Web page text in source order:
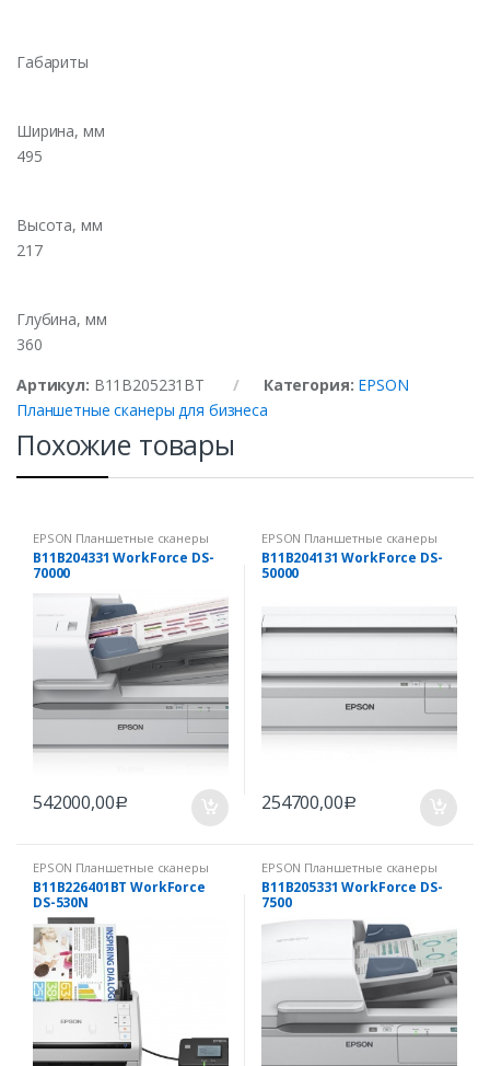
Габариты
Ширина, мм
495
Высота, мм
217
Глубина, мм
360
Артикул: B11B205231BT Категория: EPSON
Планшетные сканеры для бизнеса
Похожие товары
EPSON Планшетные сканеры
для бизнеса
B11B204331 WorkForce DS-
70000
542000,00Р
EPSON Планшетные сканеры
для бизнеса
B11B204131 WorkForce DS-
50000
254700,00Р
EPSON Планшетные сканеры
для бизнеса
B11B226401BT WorkForce
DS-530N
EPSON Планшетные сканеры
для бизнеса
B11B205331 WorkForce DS-
7500